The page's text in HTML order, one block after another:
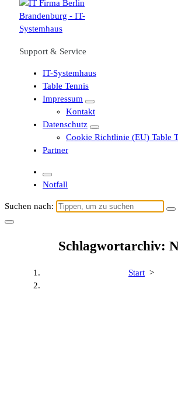
Support & Service
IT-Systemhaus
Table Tennis
Impressum
Kontakt
Datenschutz
Cookie Richtlinie (EU) Table
Partner
Notfall
Suchen nach:
Schlagwortarchiv:
Start >